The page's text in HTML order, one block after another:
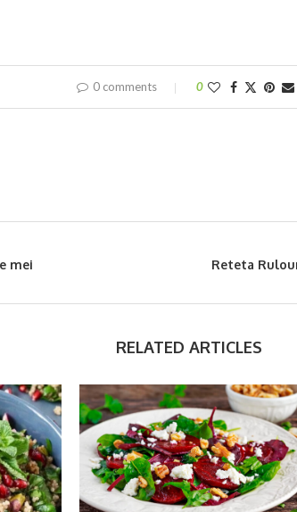
0 comments 0
mei
Reteta
RELATED ARTICLES